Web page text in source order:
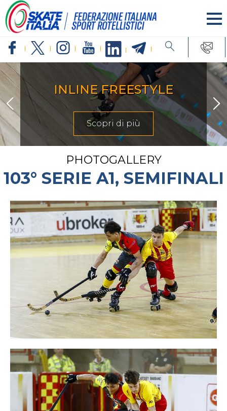
ARTISTICO
Scopri di più
PHOTOGALLERY
103° SERIE A1, SEMIFINALI